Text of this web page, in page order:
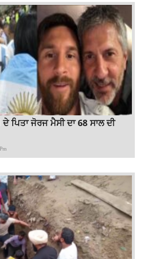
ਪਿਤਾ ਜੋਰਜ ਮੈਸੀ ਦਾ 68 ਸਾਲ ਦੀ